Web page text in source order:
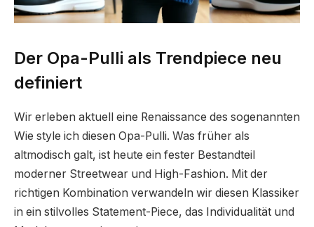
Der Opa-Pulli als Trendpiece neu
definiert
Wir erleben aktuell eine Renaissance des sogenannten
Wie style ich diesen Opa-Pulli. Was früher als
altmodisch galt, ist heute ein fester Bestandteil
moderner Streetwear und High-Fashion. Mit der
richtigen Kombination verwandeln wir diesen Klassiker
in ein stilvolles Statement-Piece, das Individualität und